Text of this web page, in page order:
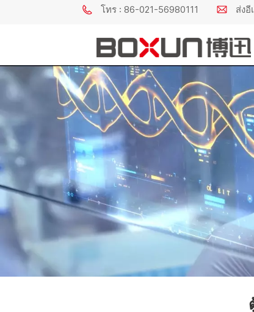
โทร : 86-021-56980111 ส่งอี